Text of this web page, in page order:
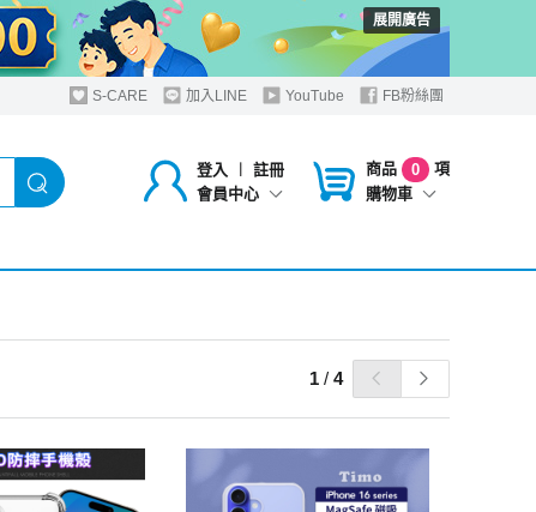
展開廣告
S-CARE 加入LINE YouTube FB粉絲團
登入 ︱
註冊
會員中心
商品 0
項
購物車
1 / 4